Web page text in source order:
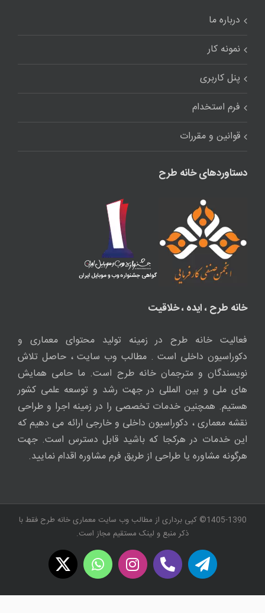
درباره ما
نمونه کار
پنل کاربری
فرم استخدام
قوانین و مقررات
دستاوردهای خانه طرح
خانه طرح ، ایده ، خلاقیت
فعالیت خانه طرح در زمینه تولید محتوای معماری و
دکوراسیون داخلی است . مطالب وب سایت ، حاصل تلاش
نویسندگان و مترجمان خانه طرح است. ما حامی همایش
های ملی و بین المللی در جهت رشد و توسعه علمی کشور
هستیم. همچنین خدمات تخصصی را در زمینه اجرا و طراحی
نقشه معماری ، دکوراسیون داخلی و خارجی ارائه می دهیم که
این خدمات در هرکجا که باشید قابل دسترس است. جهت
هرگونه مشاوره یا طراحی از طریق فرم مشاوره اقدام نمایید.
1405-1390© کپی برداری از مطالب وب سایت معماری خانه طرح فقط با
ذکر منبع و لینک مستقیم مجاز است.
Telegram
Twitch
Instagram
WhatsApp
X